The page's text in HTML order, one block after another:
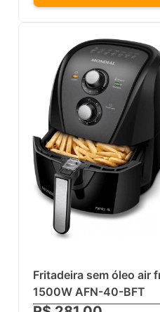
Fritadeira sem óleo air
1500W AFN-40-BFT